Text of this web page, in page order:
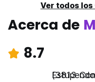
Ver todos
Acerca de
8.7
Estupendo
(3813